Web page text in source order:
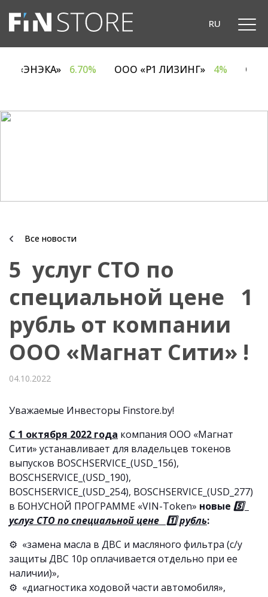
RU
«ЭНЭКА» 6.70% ООО «Р1 ЛИЗИНГ» 4%
Все новости
5 услуг СТО по
специальной цене 1
рубль от компании
ООО «Магнат Сити» !
04.10.2022
Уважаемые Инвесторы Finstore.by!
С 1 октября 2022 года компания ООО «Магнат
Сити» устанавливает для владельцев токенов
выпусков BOSCHSERVICE_(USD_156),
BOSCHSERVICE_(USD_190),
BOSCHSERVICE_(USD_254), BOSCHSERVICE_(USD_277)
в БОНУСНОЙ ПРОГРАММЕ «VIN-Token» новые 5️⃣
услуг СТО по специальной цене 1️⃣ рубль:
⚙️ «замена масла в ДВС и масляного фильтра (с/у
защиты ДВС 10р оплачивается отдельно при ее
наличии)»,
⚙️ «диагностика ходовой части автомобиля»,